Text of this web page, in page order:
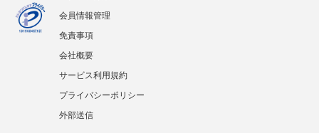
会員情報管理
免責事項
会社概要
サービス利用規約
プライバシーポリシー
外部送信